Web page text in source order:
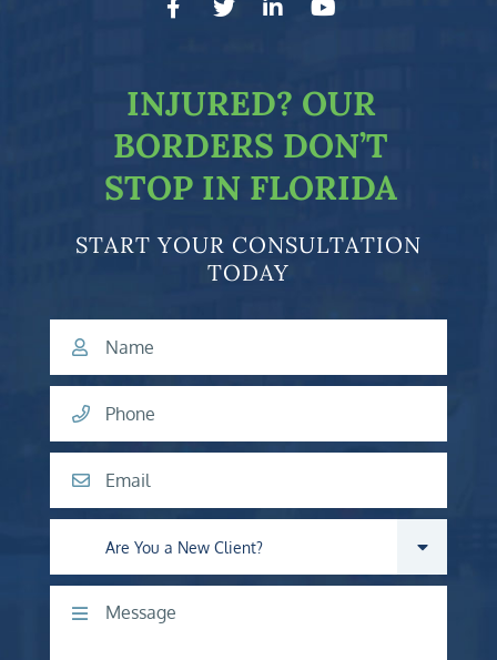
facebook-f
twitterlinkedin-in
youtube
INJURED? OUR
BORDERS DON’T
STOP IN FLORIDA
START YOUR CONSULTATION
TODAY
Name
Phone
Email
Are you a new client?
Comments